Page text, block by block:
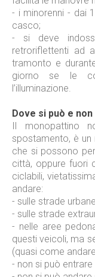
- i minorenni - dai
casco;
- si deve
retroriflettenti ad
tramonto e
giorno se le
l’illuminazione.
Dove si può e
Il monopattino
spostamento, è
che si possono
città, oppure fuori
ciclabili,
andare:
- sulle strade
- sulle strade
- nelle aree
questi veicoli, ma
(quasi come
- non si può